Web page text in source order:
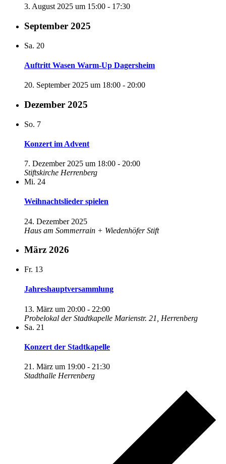
3. August 2025 um 15:00 - 17:30
September 2025
Sa. 20
Auftritt Wasen Warm-Up Dagersheim
20. September 2025 um 18:00 - 20:00
Dezember 2025
So. 7
Konzert im Advent
7. Dezember 2025 um 18:00 - 20:00
Stiftskirche Herrenberg
Mi. 24
Weihnachtslieder spielen
24. Dezember 2025
Haus am Sommerrain + Wiedenhöfer Stift
März 2026
Fr. 13
Jahreshauptversammlung
13. März um 20:00 - 22:00
Probelokal der Stadtkapelle Marienstr. 21, Herrenberg
Sa. 21
Konzert der Stadtkapelle
21. März um 19:00 - 21:30
Stadthalle Herrenberg